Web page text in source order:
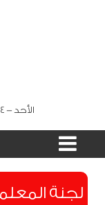
الأحد - 24 صفر 1448 هـ , 09 أغسطس 2026 م
لجنة